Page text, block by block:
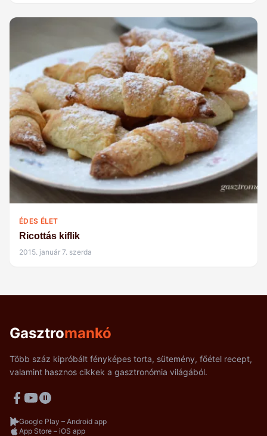
ÉDES ÉLET
Ricottás kiflik
2015. január 7. szerda
Gasztromankó
Több száz kipróbált fényképes torta, sütemény, főétel recept,
valamint hasznos cikkek a gasztronómia világából.
Google Play – Android app
App Store – iOS app